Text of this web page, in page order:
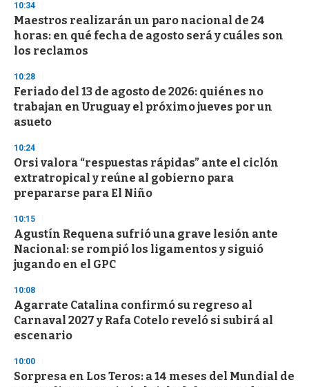
d
s
o
f
3
s
e
c
o
n
10:34
Maestros realizarán un paro nacional de 24
horas: en qué fecha de agosto será y cuáles son
los reclamos
10:28
Feriado del 13 de agosto de 2026: quiénes no
trabajan en Uruguay el próximo jueves por un
asueto
10:24
Orsi valora “respuestas rápidas” ante el ciclón
extratropical y reúne al gobierno para
prepararse para El Niño
10:15
Agustín Requena sufrió una grave lesión ante
Nacional: se rompió los ligamentos y siguió
jugando en el GPC
10:08
Agarrate Catalina confirmó su regreso al
Carnaval 2027 y Rafa Cotelo reveló si subirá al
escenario
10:00
Sorpresa en Los Teros: a 14 meses del Mundial de